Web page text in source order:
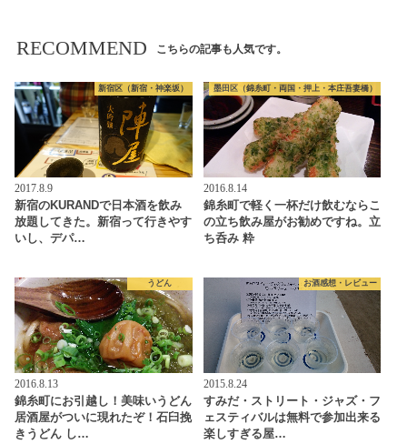
RECOMMEND こちらの記事も人気です。
新宿区（新宿・神楽坂）
2017.8.9
新宿のKURANDで日本酒を飲み
放題してきた。新宿って行きやす
いし、デパ…
墨田区（錦糸町・両国・押上・本庄吾妻橋）
2016.8.14
錦糸町で軽く一杯だけ飲むならこ
の立ち飲み屋がお勧めですね。立
ち呑み 粋
うどん
2016.8.13
錦糸町にお引越し！美味いうどん
居酒屋がついに現れたぞ！石臼挽
きうどん し…
お酒感想・レビュー
2015.8.24
すみだ・ストリート・ジャズ・フ
ェスティバルは無料で参加出来る
楽しすぎる屋…